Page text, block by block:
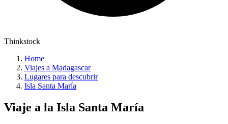
Thinkstock
Home
Viajes a Madagascar
Lugares para descubrir
Isla Santa María
Viaje a la Isla Santa María